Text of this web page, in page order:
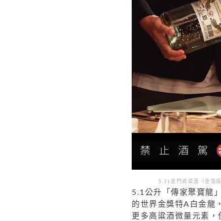
5.1L金門高粱酒（金箔
5.1公升「傳家聚寶龍
的世界金獎特A白金龍
更多高粱酒微量元素